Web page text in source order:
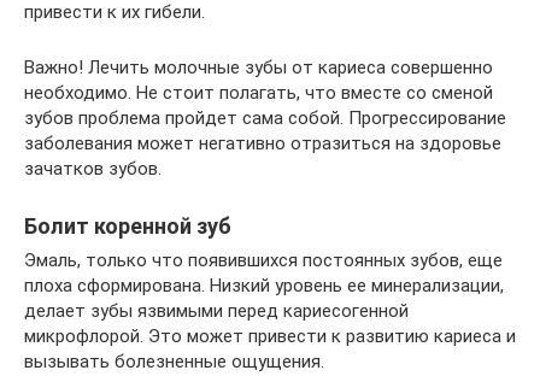
привести к их гибели.
Важно! Лечить молочные зубы от кариеса совершенно
необходимо. Не стоит полагать, что вместе со сменой
зубов проблема пройдет сама собой. Прогрессирование
заболевания может негативно отразиться на здоровье
зачатков зубов.
Болит коренной зуб
Эмаль, только что появившихся постоянных зубов, еще
плоха сформирована. Низкий уровень ее минерализации,
делает зубы язвимыми перед кариесогенной
микрофлорой. Это может привести к развитию кариеса и
вызывать болезненные ощущения.